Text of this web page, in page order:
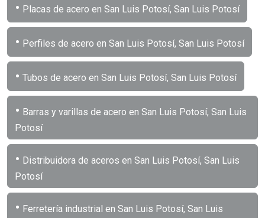
• Placas de acero en San Luis Potosí, San Luis Potosí
• Perfiles de acero en San Luis Potosí, San Luis Potosí
• Tubos de acero en San Luis Potosí, San Luis Potosí
• Barras y varillas de acero en San Luis Potosí, San Luis
Potosí
• Distribuidora de aceros en San Luis Potosí, San Luis
Potosí
• Ferretería industrial en San Luis Potosí, San Luis